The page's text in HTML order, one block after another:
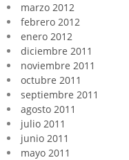
marzo 2012
febrero 2012
enero 2012
diciembre 2011
noviembre 2011
octubre 2011
septiembre 2011
agosto 2011
julio 2011
junio 2011
mayo 2011